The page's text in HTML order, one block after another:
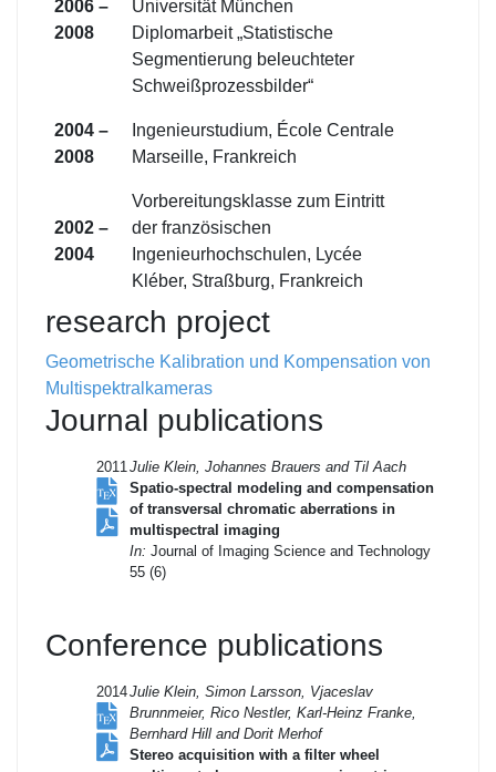
2006 –
2008
Universität München
Diplomarbeit „Statistische
Segmentierung beleuchteter
Schweißprozessbilder“
2004 –
2008
Ingenieurstudium, École Centrale
Marseille, Frankreich
2002 –
2004
Vorbereitungsklasse zum Eintritt
der französischen
Ingenieurhochschulen, Lycée
Kléber, Straßburg, Frankreich
research project
Geometrische Kalibration und Kompensation von
Multispektralkameras
Journal publications
2011 Julie Klein, Johannes Brauers and Til Aach
Spatio-spectral modeling and compensation
of transversal chromatic aberrations in
multispectral imaging
In: Journal of Imaging Science and Technology
55 (6)
Conference publications
2014Julie Klein, Simon Larsson, Vjaceslav
Brunnmeier, Rico Nestler, Karl-Heinz Franke,
Bernhard Hill and Dorit Merhof
Stereo acquisition with a filter wheel